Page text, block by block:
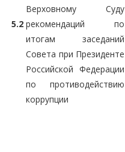
5.2
Верховному Суду
рекомендаций по
итогам заседаний
Совета при Президенте
Российской Федерации
по противодействию
коррупции